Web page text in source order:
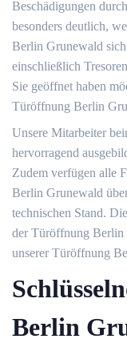
Beschädigungen
besonders deutlich,
Berlin Grunewald
einschließlich
Sie geöffnet haben
Türöffnung Berlin
Unsere Mitarbeiter
hervorragend
Zudem verfügen alle
Berlin Grunewald
technischen Stand.
der Türöffnung Berlin
unserer Türöffnung
Berlin